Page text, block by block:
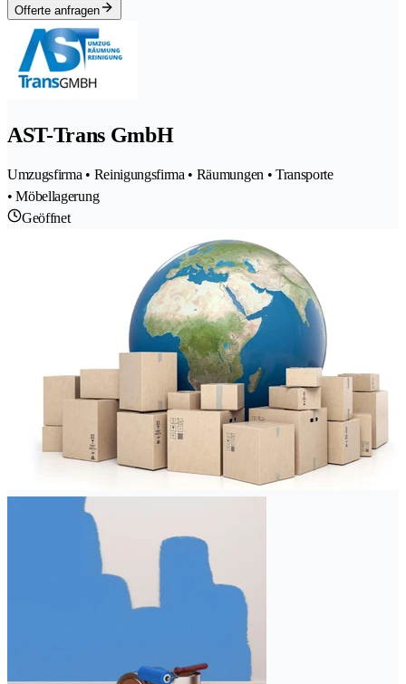
Offerte anfragen
AST-Trans GmbH
Umzugsfirma • Reinigungsfirma • Räumungen • Transporte
• Möbellagerung
Geöffnet